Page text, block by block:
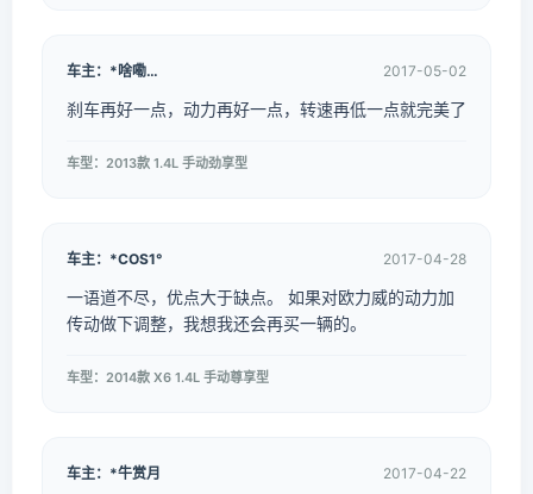
车主：*啥嘞… 2017-05-02
刹车再好一点，动力再好一点，转速再低一点就完美了
车型：2013款 1.4L 手动劲享型
车主：*COS1° 2017-04-28
一语道不尽，优点大于缺点。 如果对欧力威的动力加
传动做下调整，我想我还会再买一辆的。
车型：2014款 X6 1.4L 手动尊享型
车主：*牛赏月 2017-04-22